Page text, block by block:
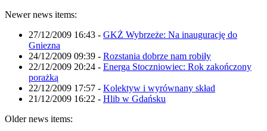
Newer news items:
27/12/2009 16:43 - GKŻ Wybrzeże: Na inaugurację do
Gniezna
24/12/2009 09:39 - Rozstania dobrze nam robiły
22/12/2009 20:24 - Energa Stoczniowiec: Rok zakończony
porażką
22/12/2009 17:57 - Kolektyw i wyrównany skład
21/12/2009 16:22 - Hlib w Gdańsku
Older news items: